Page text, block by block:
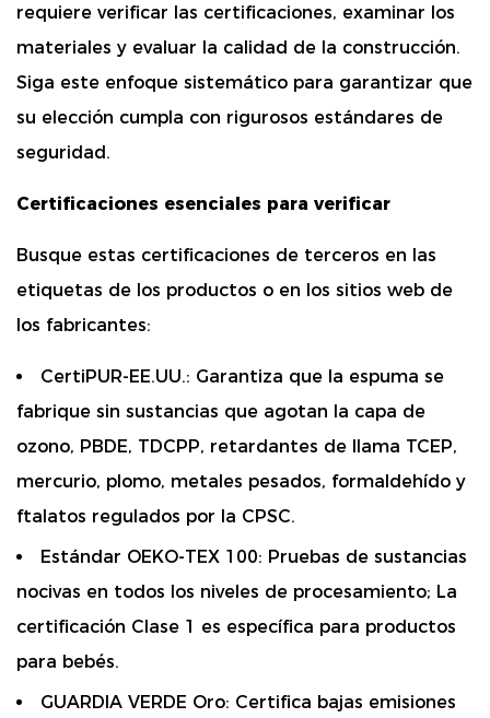
requiere verificar las certificaciones, examinar los
materiales y evaluar la calidad de la construcción.
Siga este enfoque sistemático para garantizar que
su elección cumpla con rigurosos estándares de
seguridad.
Certificaciones esenciales para verificar
Busque estas certificaciones de terceros en las
etiquetas de los productos o en los sitios web de
los fabricantes:
CertiPUR-EE.UU.: Garantiza que la espuma se
fabrique sin sustancias que agotan la capa de
ozono, PBDE, TDCPP, retardantes de llama TCEP,
mercurio, plomo, metales pesados, formaldehído y
ftalatos regulados por la CPSC.
Estándar OEKO-TEX 100: Pruebas de sustancias
nocivas en todos los niveles de procesamiento; La
certificación Clase 1 es específica para productos
para bebés.
GUARDIA VERDE Oro: Certifica bajas emisiones